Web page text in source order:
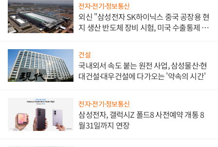
전자·전기·정보통신
외신 "삼성전자 SK하이닉스 중국 공장용 현
지 생산 반도체 장비 시험, 미국 수출통제 대
건설
국내외서 속도 붙는 원전 사업, 삼성물산·현
대건설·대우건설에 다가오는 '약속의 시간'
전자·전기·정보통신
삼성전자, 갤럭시Z 폴드8 사전예약 개통 8
월31일까지 연장